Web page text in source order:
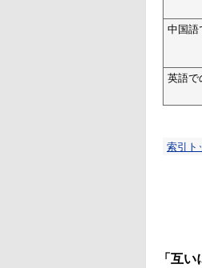
中国語
英語で
索引ト
「互